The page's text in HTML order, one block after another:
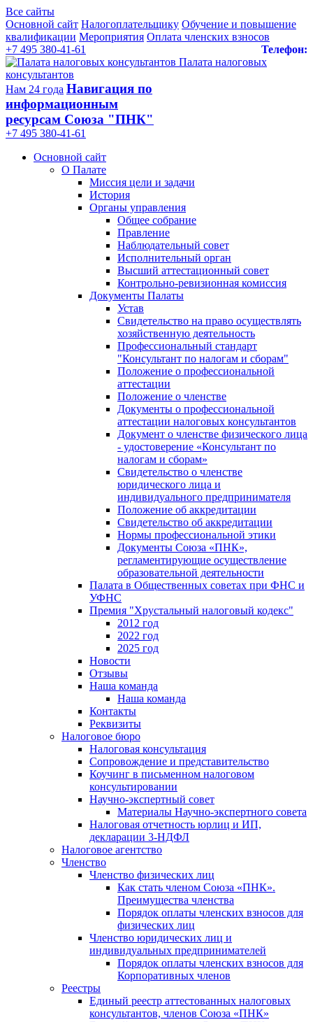
Все сайты
Основной сайт Налогоплательщику Обучение и повышение
квалификации Мероприятия Оплата членских взносов
Телефон:
+7 495 380-41-61
Палата налоговых
консультантов
Нам 24 года Навигация по
информационным
ресурсам Союза "ПНК"
+7 495 380‑41‑61
Основной сайт
О Палате
Миссия цели и задачи
История
Органы управления
Общее собрание
Правление
Наблюдательный совет
Исполнительный орган
Высший аттестационный совет
Контрольно-ревизионная комиссия
Документы Палаты
Устав
Свидетельство на право осуществлять
хозяйственную деятельность
Профессиональный стандарт
"Консультант по налогам и сборам"
Положение о профессиональной
аттестации
Положение о членстве
Документы о профессиональной
аттестации налоговых консультантов
Документ о членстве физического лица
- удостоверение «Консультант по
налогам и сборам»
Свидетельство о членстве
юридического лица и
индивидуального предпринимателя
Положение об аккредитации
Свидетельство об аккредитации
Нормы профессиональной этики
Документы Союза «ПНК»,
регламентирующие осуществление
образовательной деятельности
Палата в Общественных советах при ФНС и
УФНС
Премия "Хрустальный налоговый кодекс"
2012 год
2022 год
2025 год
Новости
Отзывы
Наша команда
Наша команда
Контакты
Реквизиты
Налоговое бюро
Налоговая консультация
Cопровождение и представительство
Коучинг в письменном налоговом
консультировании
Научно-экспертный совет
Материалы Научно-экспертного совета
Налоговая отчетность юрлиц и ИП,
декларации 3-НДФЛ
Налоговое агентство
Членство
Членство физических лиц
Как стать членом Союза «ПНК».
Преимущества членства
Порядок оплаты членских взносов для
физических лиц
Членство юридических лиц и
индивидуальных предпринимателей
Порядок оплаты членских взносов для
Корпоративных членов
Реестры
Единый реестр аттестованных налоговых
консультантов, членов Союза «ПНК»